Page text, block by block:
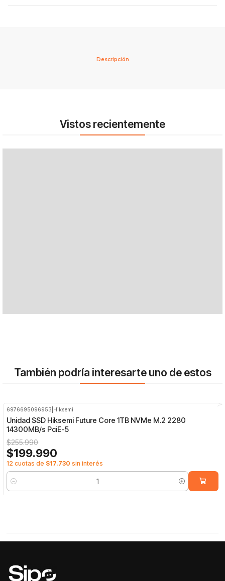
Descripción
Vistos recientemente
También podría interesarte uno de estos
6976695096953 Hiksemi
Unidad SSD Hiksemi Future Core 1TB NVMe M.2 2280
14300MB/s PciE-5
$255.990
$199.990
12 cuotas de $17.730 sin interés
Cantidad